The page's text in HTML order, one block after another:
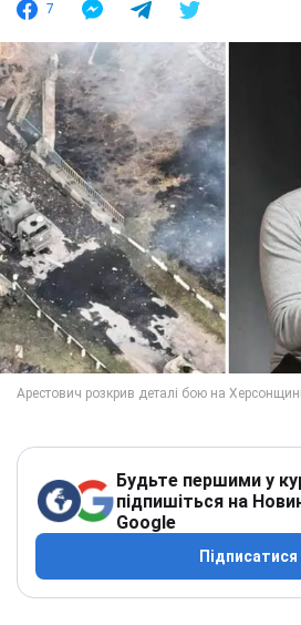
7
Будьте першими у
підпишіться на
Google
Підписатися